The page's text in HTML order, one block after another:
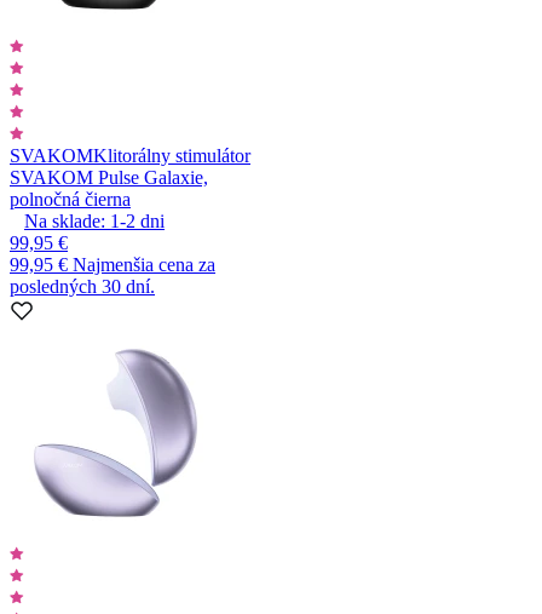
SVAKOMKlitorálny stimulátor
SVAKOM Pulse Galaxie,
polnočná čierna
Na sklade: 1-2 dni
99,95 €
99,95 € Najmenšia cena za
posledných 30 dní.